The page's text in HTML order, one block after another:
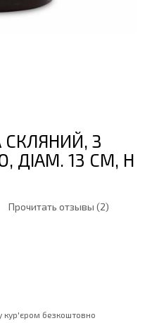
З
ДІАМ. 13 СМ, Н
Прочитать отзывы (2)
кур'єром безкоштовно